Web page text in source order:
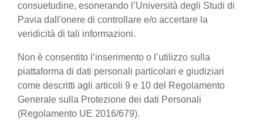
consuetudine, esonerando l’Università degli Studi di
Pavia dall'onere di controllare e/o accertare la
veridicità di tali informazioni.
Non è consentito l’inserimento o l’utilizzo sulla
piattaforma di dati personali particolari e giudiziari
come descritti agli articoli 9 e 10 del Regolamento
Generale sulla Protezione dei dati Personali
(Regolamento UE 2016/679).